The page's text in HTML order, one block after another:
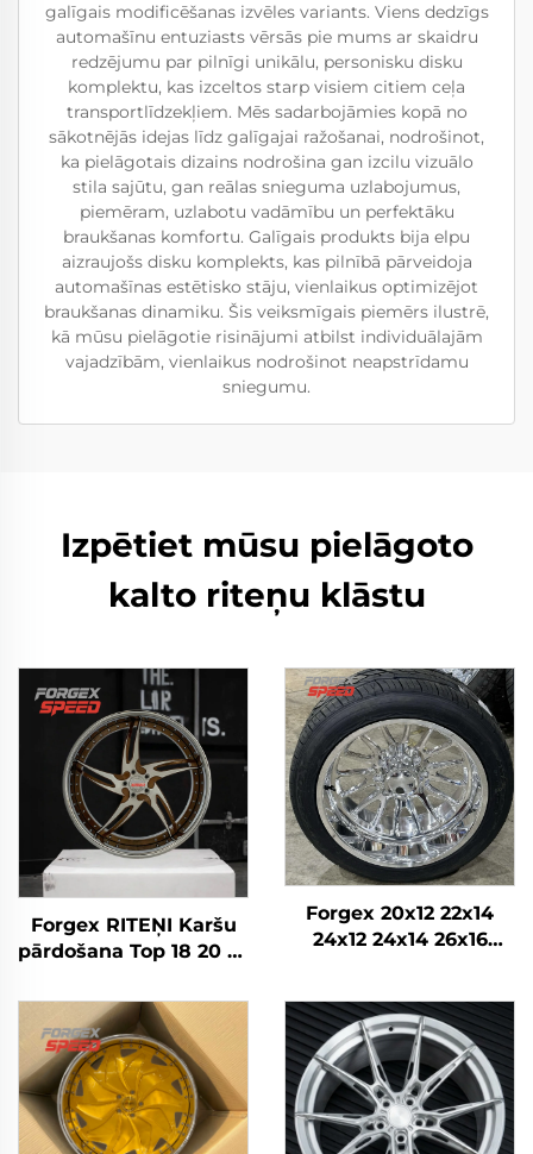
galīgais modificēšanas izvēles variants. Viens dedzīgs
automašīnu entuziasts vērsās pie mums ar skaidru
redzējumu par pilnīgi unikālu, personisku disku
komplektu, kas izceltos starp visiem citiem ceļa
transportlīdzekļiem. Mēs sadarbojāmies kopā no
sākotnējās idejas līdz galīgajai ražošanai, nodrošinot,
ka pielāgotais dizains nodrošina gan izcilu vizuālo
stila sajūtu, gan reālas snieguma uzlabojumus,
piemēram, uzlabotu vadāmību un perfektāku
braukšanas komfortu. Galīgais produkts bija elpu
aizraujošs disku komplekts, kas pilnībā pārveidoja
automašīnas estētisko stāju, vienlaikus optimizējot
braukšanas dinamiku. Šis veiksmīgais piemērs ilustrē,
kā mūsu pielāgotie risinājumi atbilst individuālajām
vajadzībām, vienlaikus nodrošinot neapstrīdamu
sniegumu.
Izpētiet mūsu pielāgoto
kalto riteņu klāstu
Forgex RITEŅI Karšu
pārdošana Top 18 20 22
5x114.3 5x120 6x139.7
Pielāgoti kausētie
riteņi Personīgā auto
diski
Forgex 20x12 22x14
24x12 24x14 26x16
kaltās diskrades
Chevrolet GMC
2500HD Silverado Ram
SUV